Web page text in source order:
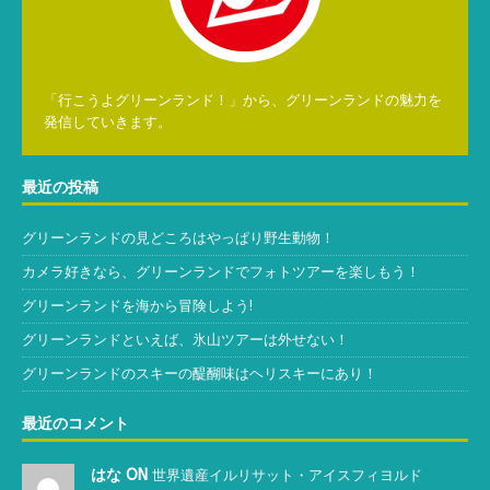
「行こうよグリーンランド！」から、グリーンランドの魅力を
発信していきます。
最近の投稿
グリーンランドの見どころはやっぱり野生動物！
カメラ好きなら、グリーンランドでフォトツアーを楽しもう！
グリーンランドを海から冒険しよう!
グリーンランドといえば、氷山ツアーは外せない！
グリーンランドのスキーの醍醐味はヘリスキーにあり！
最近のコメント
はな ON 世界遺産イルリサット・アイスフィヨルド